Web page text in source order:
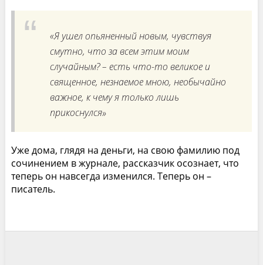
«Я ушел опьяненный новым, чувствуя
смутно, что за всем этим моим
случайным? – есть что-то великое и
священное, незнаемое мною, необычайно
важное, к чему я только лишь
прикоснулся»
Уже дома, глядя на деньги, на свою фамилию под
сочинением в журнале, рассказчик осознает, что
теперь он навсегда изменился. Теперь он –
писатель.